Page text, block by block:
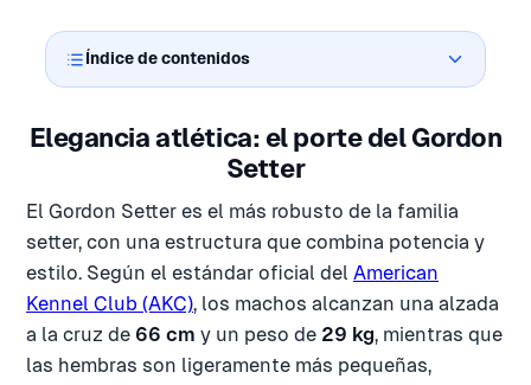
Índice de contenidos
Elegancia atlética: el porte del Gordon
Setter
El Gordon Setter es el más robusto de la familia
setter, con una estructura que combina potencia y
estilo. Según el estándar oficial del American
Kennel Club (AKC), los machos alcanzan una alzada
a la cruz de 66 cm y un peso de 29 kg, mientras que
las hembras son ligeramente más pequeñas,